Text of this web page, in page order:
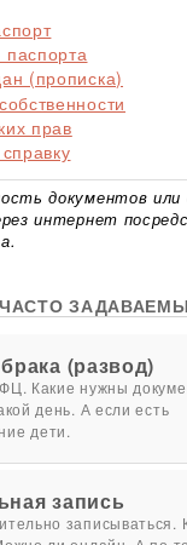
(прописка)
прав
документов
интернет
(развод)
Какие нужны
день. А если есть
дети.
запись
записываться.